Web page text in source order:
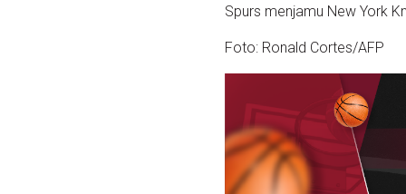
Spurs menjamu New York
Foto: Ronald Cortes/AFP